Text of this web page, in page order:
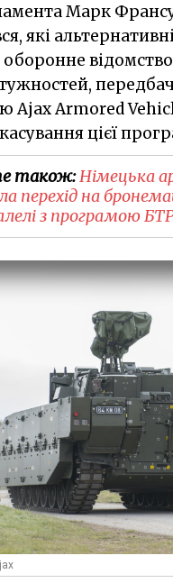
Марк
які
оборонне
Ajax Armored
цієї
також:Німецька
перехід на
з програмою